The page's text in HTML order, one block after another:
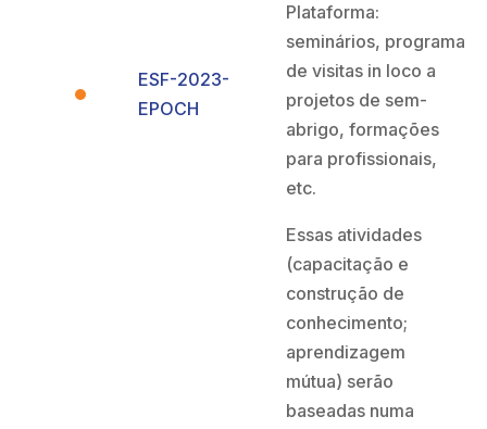
ESF-2023-
EPOCH
Plataforma:
seminários, programa
de visitas in loco a
projetos de sem-
abrigo, formações
para profissionais,
etc.
Essas atividades
(capacitação e
construção de
conhecimento;
aprendizagem
mútua) serão
baseadas numa